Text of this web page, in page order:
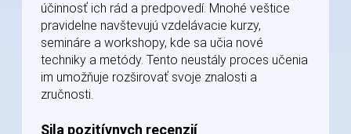
účinnosť ich rád a predpovedí. Mnohé veštice
pravidelne navštevujú vzdelávacie kurzy,
semináre a workshopy, kde sa učia nové
techniky a metódy. Tento neustály proces učenia
im umožňuje rozširovať svoje znalosti a
zručnosti.
Sila pozitívnych recenzií